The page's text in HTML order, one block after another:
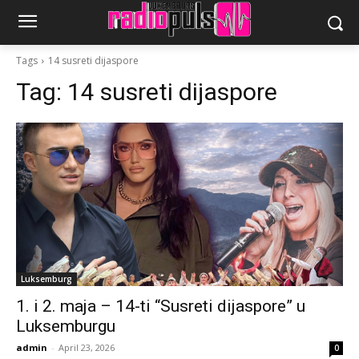
Tags 14 susreti dijaspore
Tag: 14 susreti dijaspore
Luksemburg
1. i 2. maja – 14-ti “Susreti dijaspore” u
Luksemburgu
admin - April 23, 2026 0